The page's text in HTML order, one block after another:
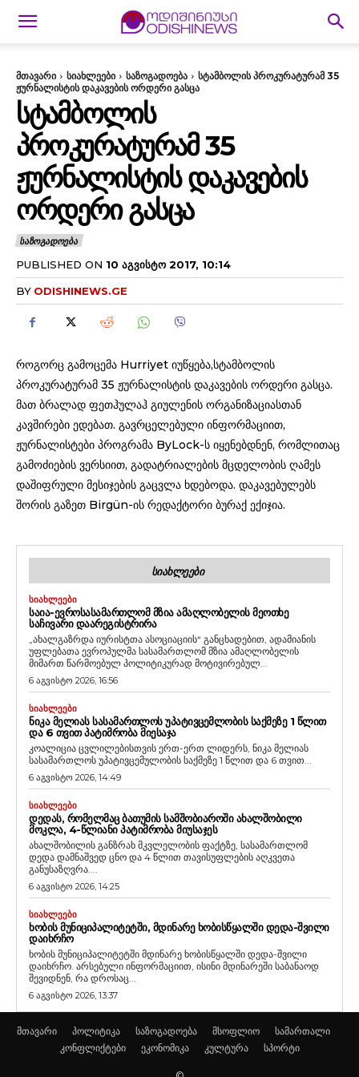
მთავარი სიახლეები საზოგადოება
სტამბოლის პროკურატურამ 35
ჟურნალისტის დაკავების ორდერი გასცა
ᲡᲢᲐᲛᲑᲝᲚᲘᲡ
ᲞᲠᲝᲙᲣᲠᲐᲢᲣᲠᲐᲛ 35
ᲟᲣᲠᲜᲐᲚᲘᲡᲢᲘᲡ ᲓᲐᲙᲐᲕᲔᲑᲘᲡ
ᲝᲠᲓᲔᲠᲘ ᲒᲐᲡᲪᲐ
ᲡᲐᲖᲝᲒᲐᲓᲝᲔᲑᲐ
PUBLISHED ON 10 ᲐᲒᲕᲘᲡᲢᲝ 2017, 10:14
BY ODISHINEWS.GE
როგორც გამოცემა Hurriyet იუწყება,სტამბოლის
პროკურატურამ 35 ჟურნალისტის დაკავების ორდერი გასცა.
მათ ბრალად ფეთჰულაჰ გიულენის ორგანიზაციასთან
კავშირები ედებათ. გავრცელებული ინფორმაციით,
ჟურნალისტები პროგრამა ByLock-ს იყენებდნენ, რომლითაც
გამოძიების ვერსიით, გადატრიალების მცდელობის ღამეს
დაშიფრული მესიჯების გაცვლა ხდებოდა. დაკავებულებს
შორის გაზეთ Birgün-ის რედაქტორი ბურაქ ექიჯია.
ᲡᲘᲐᲮᲚᲔᲔᲑᲘ
ᲡᲘᲐᲮᲚᲔᲔᲑᲘ
ᲡᲐᲘᲐ-ᲔᲕᲠᲝᲡᲐᲡᲐᲛᲐᲠᲗᲚᲝᲛ ᲛᲖᲘᲐ ᲐᲛᲐᲦᲚᲝᲑᲔᲚᲘᲡ ᲛᲔᲝᲗᲮᲔ
ᲡᲐᲩᲘᲕᲐᲠᲘ ᲓᲐᲐᲠᲔᲒᲘᲡᲢᲠᲘᲠᲐ
„ახალგაზრდა იურისტთა ასოციაციის“ განცხადებით, ადამიანის
უფლებათა ევროპულმა სასამართლომ მზია ამაღლობელის
მიმართ წარმოებულ პოლიტიკურად მოტივირებულ...
6 აგვისტო 2026, 16:56
ᲡᲘᲐᲮᲚᲔᲔᲑᲘ
ᲜᲘᲙᲐ ᲛᲔᲚᲘᲐᲡ ᲡᲐᲡᲐᲛᲐᲠᲗᲚᲝᲡ ᲣᲞᲐᲢᲘᲕᲪᲔᲛᲚᲝᲑᲘᲡ ᲡᲐᲥᲛᲔᲖᲔ 1 ᲬᲚᲘᲗ
ᲓᲐ 6 ᲗᲕᲘᲗ ᲞᲐᲢᲘᲛᲠᲝᲑᲐ ᲛᲘᲔᲡᲐᲯᲐ
კოალიცია ცვლილებისთვის ერთ-ერთ ლიდერს, ნიკა მელიას
სასამართლოს უპატივცემულობის საქმეზე 1 წლით და 6 თვით...
6 აგვისტო 2026, 14:49
ᲡᲘᲐᲮᲚᲔᲔᲑᲘ
ᲓᲔᲓᲐᲡ, ᲠᲝᲛᲔᲚᲛᲐᲪ ᲑᲐᲗᲣᲛᲘᲡ ᲡᲐᲛᲨᲝᲑᲘᲐᲠᲝᲨᲘ ᲐᲮᲐᲚᲨᲝᲑᲘᲚᲘ
ᲛᲝᲙᲚᲐ, 4-ᲬᲚᲘᲐᲜᲘ ᲞᲐᲢᲘᲛᲠᲝᲑᲐ ᲛᲘᲣᲡᲐᲯᲔᲡ
ახალშობილის განზრახ მკვლელობის ფაქტზე, სასამართლომ
დედა დამნაშვედ ცნო და 4 წლით თავისუფლების აღკვეთა
განუსაზღვრა....
6 აგვისტო 2026, 14:25
ᲡᲘᲐᲮᲚᲔᲔᲑᲘ
ᲮᲝᲑᲘᲡ ᲛᲣᲜᲘᲪᲘᲞᲐᲚᲘᲢᲔᲢᲨᲘ, ᲛᲓᲘᲜᲐᲠᲔ ᲮᲝᲑᲘᲡᲬᲧᲐᲚᲨᲘ ᲓᲔᲓᲐ-ᲨᲕᲘᲚᲘ
ᲓᲐᲘᲮᲠᲩᲝ
ხობის მუნიციპალიტეტში მდინარე ხობისწყალში დედა-შვილი
დაიხრჩო. არსებული ინფორმაციით, ისინი მდინარეში საბანაოდ
შევიდნენ, რა დროსაც...
6 აგვისტო 2026, 13:37
მთავარი პოლიტიკა საზოგადოება მსოფლიო
სამართალი
კონფლიქტები
ეკონომიკა კულტურა სპორტი